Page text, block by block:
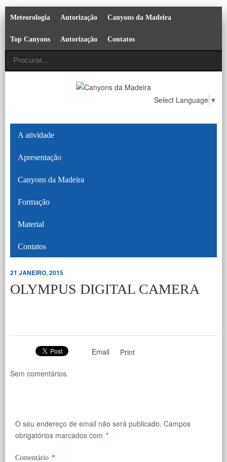
Meteorologia Autorização Canyons da Madeira
Top Canyons Autorização Contatos
Select Language ▼
A atividade
Apresentação
Canyons da Madeira
Formação
Material
Contatos
21 JANEIRO, 2015
OLYMPUS DIGITAL CAMERA
Email Print
Sem comentários.
O seu endereço de email não será publicado. Campos
obrigatórios marcados com *
Comentário *